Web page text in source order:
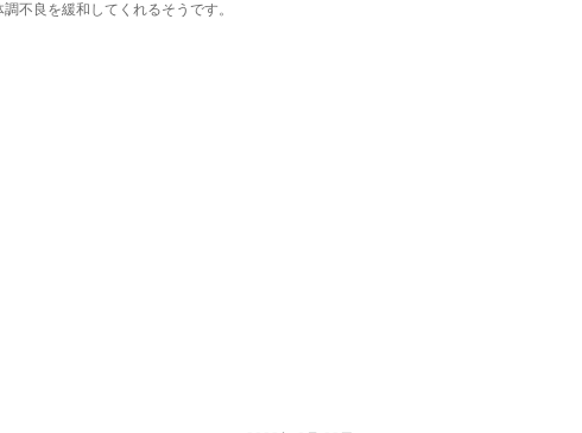
不良を緩和してくれるそうです。